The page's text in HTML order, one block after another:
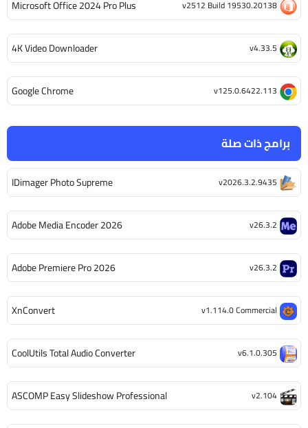
برامج ذات صلة
IDimager Photo Supreme v2026.3.2.9435
Adobe Media Encoder 2026 v26.3.2
Adobe Premiere Pro 2026 v26.3.2
XnConvert v1.114.0 Commercial
CoolUtils Total Audio Converter v6.1.0.305
ASCOMP Easy Slideshow Professional v2.104
Microsoft Office 2024 Pro Plus v2512 Build 19530.20138
4K Video Downloader v4.33.5
Google Chrome v125.0.6422.113